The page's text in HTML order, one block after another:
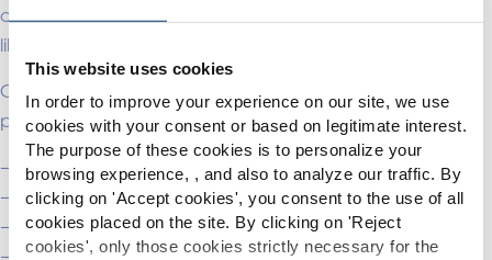
This website uses cookies
In order to improve your experience on our site, we use
cookies with your consent or based on legitimate interest.
The purpose of these cookies is to personalize your
browsing experience, , and also to analyze our traffic. By
clicking on 'Accept cookies', you consent to the use of all
cookies placed on the site. By clicking on 'Reject
cookies', only those cookies strictly necessary for the
Global USA
Veuillez noter que ce site web est
exclusivement destiné aux professionnels
de l’industrie des compléments
alimentaires et en aucun cas aux
consommateurs. Ce site étant accessible
dans plusieurs pays, il peut contenir des
déclarations, des allégations ou une
classification non conformes au
règlement CE n. 1924/2006 ou à d'autres
dispositions en vigueur dans votre pays.
d’origine naturelle qui peuvent contribuer à une
libération d’énergie plus soutenue.
C’est pourquoi il est intéressant de l’utiliser dans les
produits de bien-être destinés aux personnes âgées :
– Vitalité quotidienne
– Routines matinales de bien-être
– Mélanges de smoothies